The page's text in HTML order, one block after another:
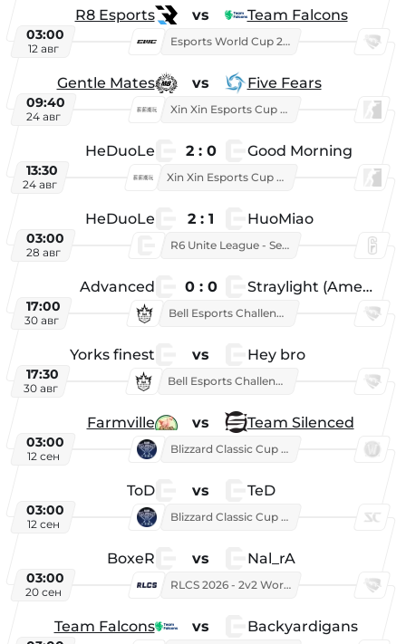
R8 Esports vs Team Falcons
03:00
12 авг
Esports World Cup 2026
Gentle Mates vs Five Fears
09:40
24 авг
Xin Xin Esports Cup 2025
HeDuoLe 2 : 0 Good Morning
13:30
24 авг
Xin Xin Esports Cup 2026
HeDuoLe 2 : 1 HuoMiao
03:00
28 авг
R6 Unite League - Season 1
Advanced 0 : 0 Straylight (American team)
17:00
30 авг
Bell Esports Challenge 2026
Yorks finest vs Hey bro
17:30
30 авг
Bell Esports Challenge 2026
Farmville vs Team Silenced
03:00
12 сен
Blizzard Classic Cup 2026
ToD vs TeD
03:00
12 сен
Blizzard Classic Cup 2026
BoxeR vs Nal_rA
03:00
20 сен
RLCS 2026 - 2v2 World Championship
Team Falcons vs Backyardigans